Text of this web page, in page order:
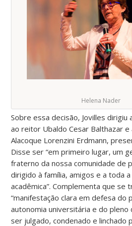
Helena Nader
Sobre essa decisão, Jovilles dirigiu
ao reitor Ubaldo Cesar Balthazar
Alacoque Lorenzini Erdmann,
Disse ser “em primeiro lugar, um
fraterno da nossa comunidade de
dirigido à família, amigos e a toda
acadêmica”. Complementa que se
“manifestação clara em defesa do
autonomia universitária e do pleno
ser julgado, condenado e linchado